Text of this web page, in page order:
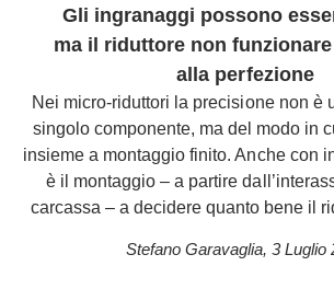
Gli ingranaggi possono
ma il riduttore non
alla perfezione
Nei micro-riduttori la precisione non è
singolo componente, ma del modo in
insieme a montaggio finito. Anche con
è il montaggio – a partire
carcassa – a decidere quanto bene il
Stefano Garavaglia, 3 Luglio